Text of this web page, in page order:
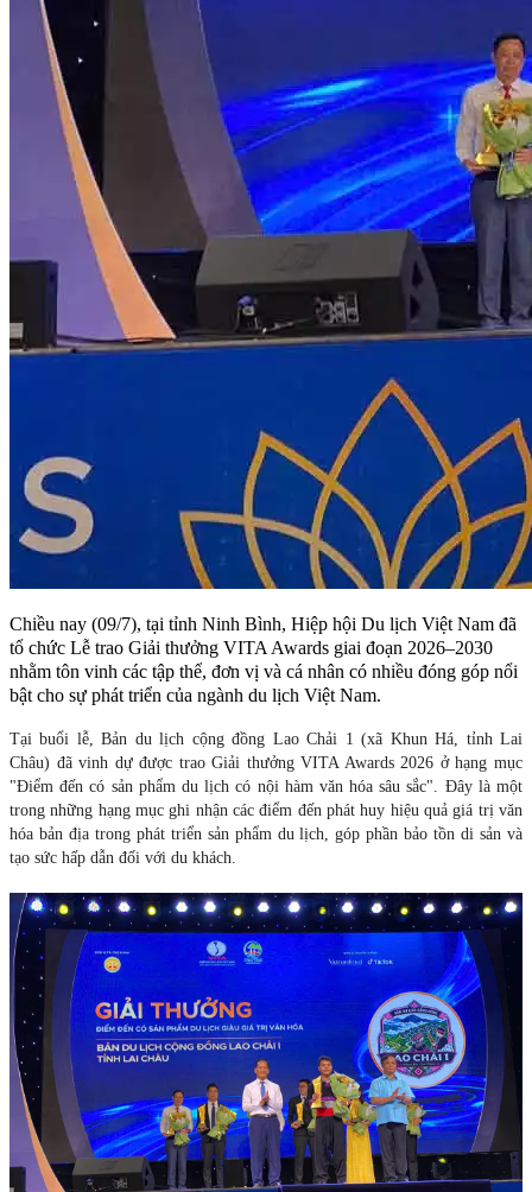
Chiều nay (09/7), tại tỉnh Ninh Bình, Hiệp hội Du lịch Việt Nam đã
tổ chức Lễ trao Giải thưởng VITA Awards giai đoạn 2026–2030
nhằm tôn vinh các tập thể, đơn vị và cá nhân có nhiều đóng góp nổi
bật cho sự phát triển của ngành du lịch Việt Nam.
Tại buổi lễ, Bản du lịch cộng đồng Lao Chải 1 (xã Khun Há, tỉnh Lai
Châu) đã vinh dự được trao Giải thưởng VITA Awards 2026 ở hạng mục
"Điểm đến có sản phẩm du lịch có nội hàm văn hóa sâu sắc". Đây là một
trong những hạng mục ghi nhận các điểm đến phát huy hiệu quả giá trị văn
hóa bản địa trong phát triển sản phẩm du lịch, góp phần bảo tồn di sản và
tạo sức hấp dẫn đối với du khách.